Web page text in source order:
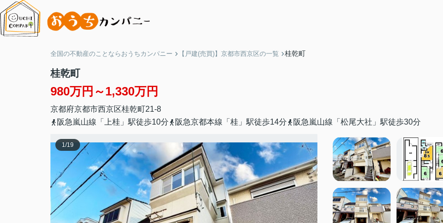
全国の不動産のことならおうちカンパニー 【戸建(売買)】京都市西京区の一覧 桂乾町
桂乾町
980万円～1,330万円
京都府京都市西京区桂乾町21-8
阪急嵐山線「上桂」駅徒歩10分
阪急京都本線「桂」駅徒歩14分 阪急嵐山線「松尾大社」駅徒歩30分
1/19